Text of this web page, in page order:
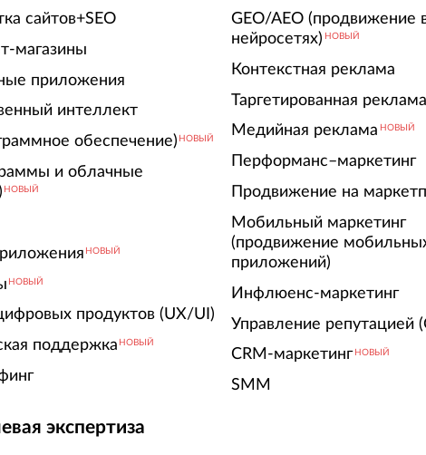
сайтов+SEO
магазины
приложения
интеллект
обеспечение) НОВЫЙ
и облачные
НОВЫЙ
НОВЫЙ
НОВЫЙ
продуктов (UX/UI)
поддержка НОВЫЙ
GEO/AEO (продвижение
нейросетях) НОВЫЙ
Контекстная реклама
Таргетированная реклама
Медийная реклама НОВЫЙ
Перформанс–маркетинг
Продвижение на
Мобильный маркетинг
(продвижение
приложений)
Инфлюенс-маркетинг
Управление репутацией
CRM-маркетинг НОВЫЙ
SMM
экспертиза